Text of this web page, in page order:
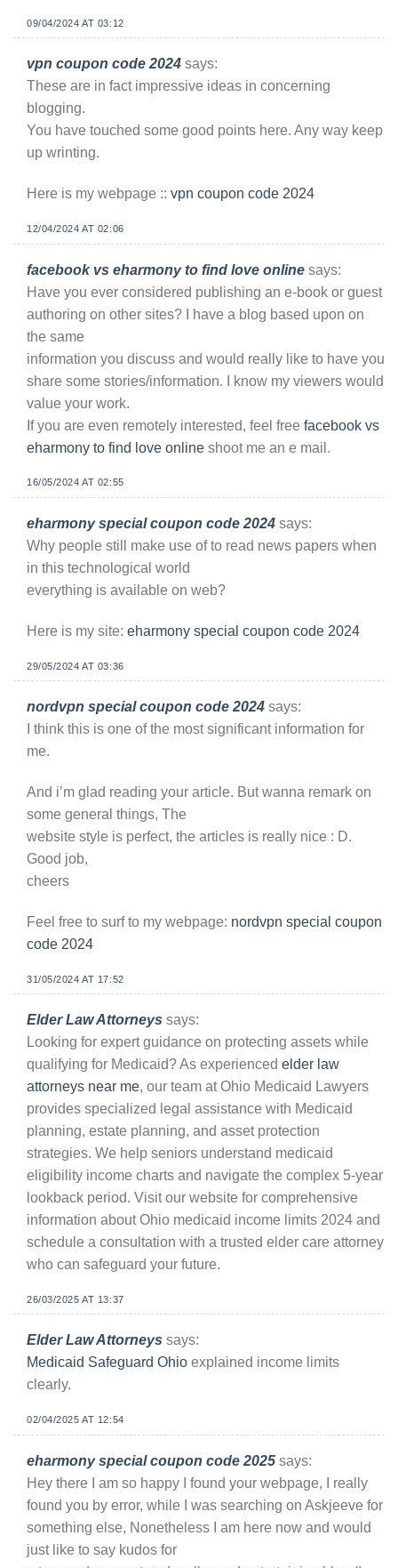
09/04/2024 AT 03:12
vpn coupon code 2024 says:
These are in fact impressive ideas in concerning
blogging.
You have touched some good points here. Any way keep
up wrinting.
Here is my webpage :: vpn coupon code 2024
12/04/2024 AT 02:06
facebook vs eharmony to find love online says:
Have you ever considered publishing an e-book or guest
authoring on other sites? I have a blog based upon on
the same
information you discuss and would really like to have you
share some stories/information. I know my viewers would
value your work.
If you are even remotely interested, feel free facebook vs
eharmony to find love online shoot me an e mail.
16/05/2024 AT 02:55
eharmony special coupon code 2024 says:
Why people still make use of to read news papers when
in this technological world
everything is available on web?
Here is my site: eharmony special coupon code 2024
29/05/2024 AT 03:36
nordvpn special coupon code 2024 says:
I think this is one of the most significant information for
me.
And i’m glad reading your article. But wanna remark on
some general things, The
website style is perfect, the articles is really nice : D.
Good job,
cheers
Feel free to surf to my webpage: nordvpn special coupon
code 2024
31/05/2024 AT 17:52
Elder Law Attorneys says:
Looking for expert guidance on protecting assets while
qualifying for Medicaid? As experienced elder law
attorneys near me, our team at Ohio Medicaid Lawyers
provides specialized legal assistance with Medicaid
planning, estate planning, and asset protection
strategies. We help seniors understand medicaid
eligibility income charts and navigate the complex 5-year
lookback period. Visit our website for comprehensive
information about Ohio medicaid income limits 2024 and
schedule a consultation with a trusted elder care attorney
who can safeguard your future.
26/03/2025 AT 13:37
Elder Law Attorneys says:
Medicaid Safeguard Ohio explained income limits
clearly.
02/04/2025 AT 12:54
eharmony special coupon code 2025 says:
Hey there I am so happy I found your webpage, I really
found you by error, while I was searching on Askjeeve for
something else, Nonetheless I am here now and would
just like to say kudos for